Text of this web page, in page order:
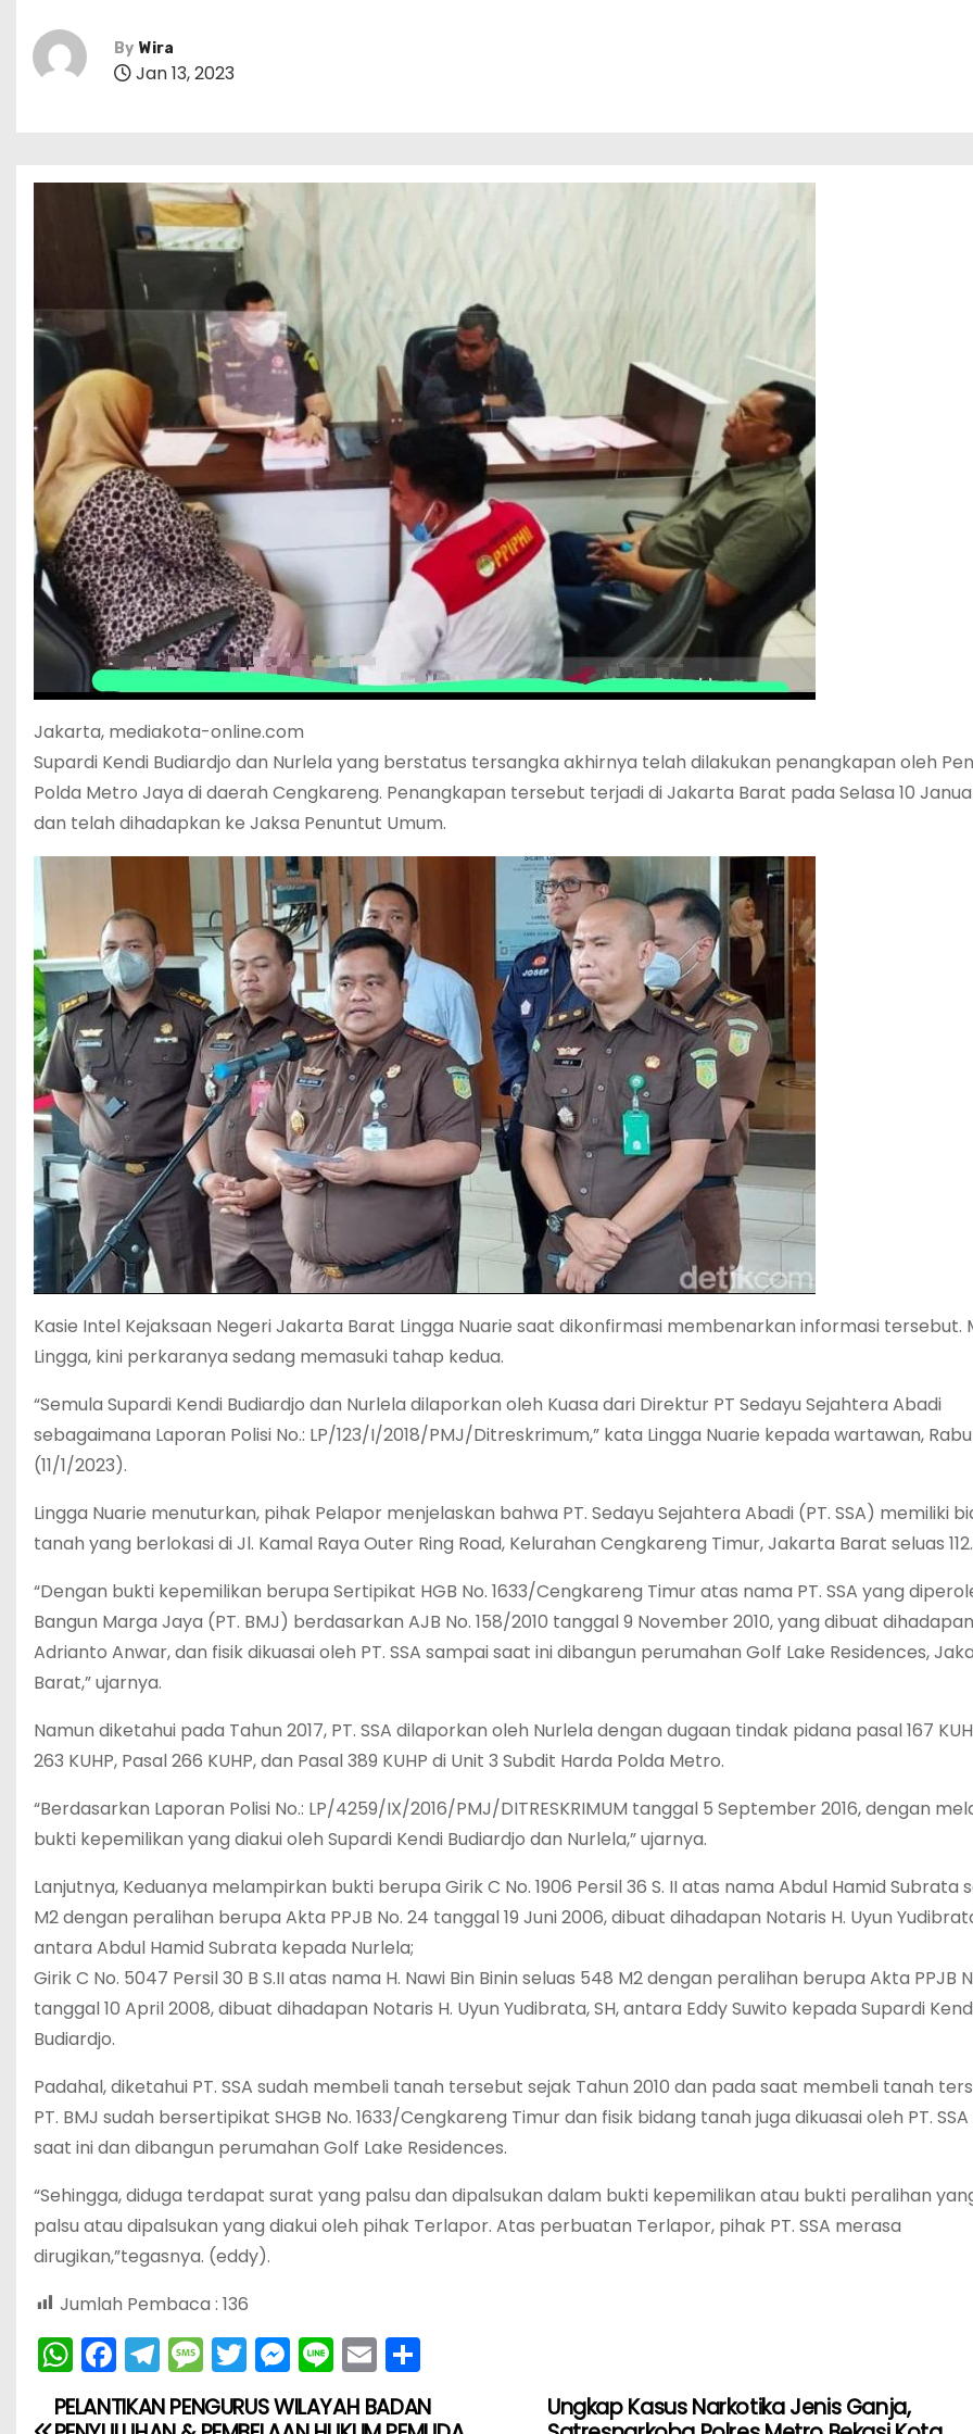
By Wira
Jan 13, 2023
Jakarta, mediakota-online.com
Supardi Kendi Budiardjo dan Nurlela yang berstatus tersangka akhirnya telah dilakukan penangkapan oleh
Polda Metro Jaya di daerah Cengkareng. Penangkapan tersebut terjadi di Jakarta Barat pada Selasa 10
dan telah dihadapkan ke Jaksa Penuntut Umum.
Kasie Intel Kejaksaan Negeri Jakarta Barat Lingga Nuarie saat dikonfirmasi membenarkan informasi tersebut.
Lingga, kini perkaranya sedang memasuki tahap kedua.
“Semula Supardi Kendi Budiardjo dan Nurlela dilaporkan oleh Kuasa dari Direktur PT Sedayu Sejahtera Abadi
sebagaimana Laporan Polisi No.: LP/123/I/2018/PMJ/Ditreskrimum,” kata Lingga Nuarie kepada wartawan, Rabu
(11/1/2023).
Lingga Nuarie menuturkan, pihak Pelapor menjelaskan bahwa PT. Sedayu Sejahtera Abadi (PT. SSA) memiliki
tanah yang berlokasi di Jl. Kamal Raya Outer Ring Road, Kelurahan Cengkareng Timur, Jakarta Barat seluas
“Dengan bukti kepemilikan berupa Sertipikat HGB No. 1633/Cengkareng Timur atas nama PT. SSA yang
Bangun Marga Jaya (PT. BMJ) berdasarkan AJB No. 158/2010 tanggal 9 November 2010, yang dibuat
Adrianto Anwar, dan fisik dikuasai oleh PT. SSA sampai saat ini dibangun perumahan Golf Lake Residences,
Barat,” ujarnya.
Namun diketahui pada Tahun 2017, PT. SSA dilaporkan oleh Nurlela dengan dugaan tindak pidana pasal 167
263 KUHP, Pasal 266 KUHP, dan Pasal 389 KUHP di Unit 3 Subdit Harda Polda Metro.
“Berdasarkan Laporan Polisi No.: LP/4259/IX/2016/PMJ/DITRESKRIMUM tanggal 5 September 2016, dengan
bukti kepemilikan yang diakui oleh Supardi Kendi Budiardjo dan Nurlela,” ujarnya.
Lanjutnya, Keduanya melampirkan bukti berupa Girik C No. 1906 Persil 36 S. II atas nama Abdul Hamid Subrata
M2 dengan peralihan berupa Akta PPJB No. 24 tanggal 19 Juni 2006, dibuat dihadapan Notaris H. Uyun
antara Abdul Hamid Subrata kepada Nurlela;
Girik C No. 5047 Persil 30 B S.II atas nama H. Nawi Bin Binin seluas 548 M2 dengan peralihan berupa Akta PPJB
tanggal 10 April 2008, dibuat dihadapan Notaris H. Uyun Yudibrata, SH, antara Eddy Suwito kepada Supardi
Budiardjo.
Padahal, diketahui PT. SSA sudah membeli tanah tersebut sejak Tahun 2010 dan pada saat membeli tanah
PT. BMJ sudah bersertipikat SHGB No. 1633/Cengkareng Timur dan fisik bidang tanah juga dikuasai oleh PT.
saat ini dan dibangun perumahan Golf Lake Residences.
“Sehingga, diduga terdapat surat yang palsu dan dipalsukan dalam bukti kepemilikan atau bukti peralihan
palsu atau dipalsukan yang diakui oleh pihak Terlapor. Atas perbuatan Terlapor, pihak PT. SSA merasa
dirugikan,”tegasnya. (eddy).
Jumlah Pembaca : 136
W
h
a
F
a
c
T
el
e
M
e
s
T
w
itt
M
e
s
Li
n
e
E
m
ai
h
ar
N
Ungkap Kasus Narkotika Jenis Ganja,
PELANTIKAN PENGURUS WILAYAH BADAN